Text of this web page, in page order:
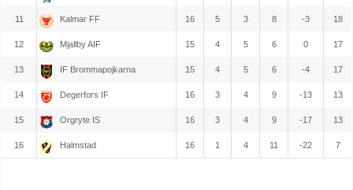
11 Kalmar FF 16 5 3 8 -3 18
12 Mjallby AIF 15 4 5 6 0 17
13 IF Brommapojkarna 15 4 5 6 -4 17
14 Degerfors IF 16 3 4 9 -13 13
15 Orgryte IS 16 3 4 9 -17 13
16 Halmstad 16 1 4 11 -22 7